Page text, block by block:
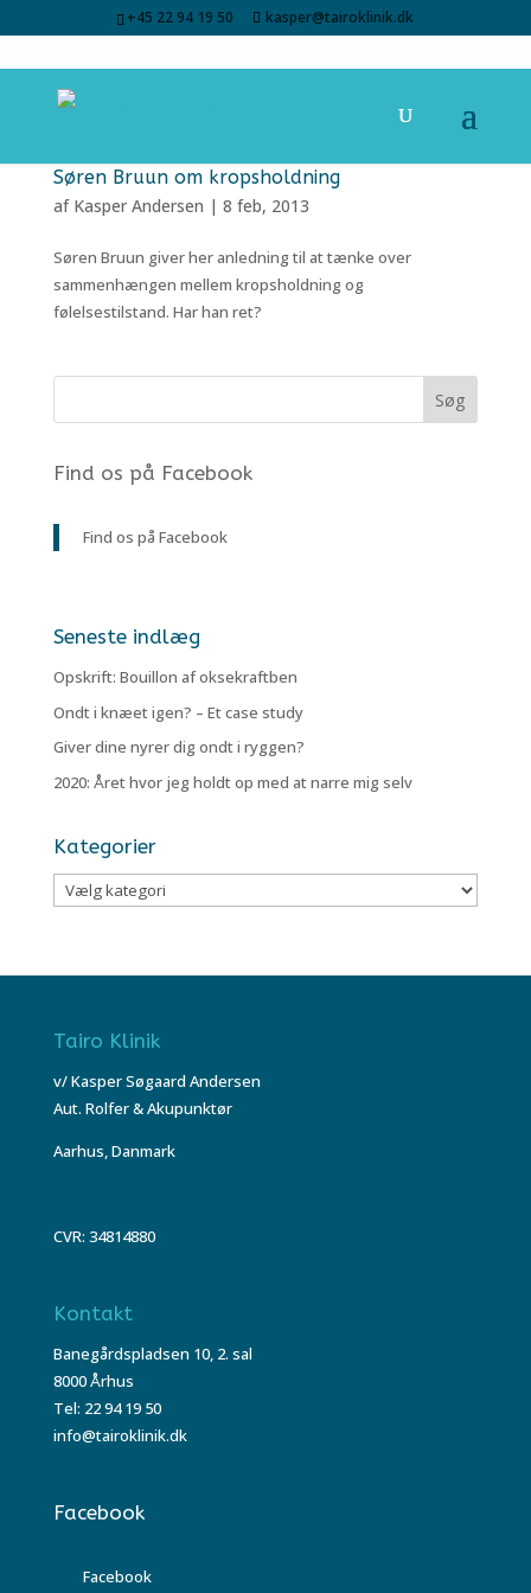
+45 22 94 19 50 kasper@tairoklinik.dk
Søren Bruun om kropsholdning
af Kasper Andersen | 8 feb, 2013
Søren Bruun giver her anledning til at tænke over
sammenhængen mellem kropsholdning og
følelsestilstand. Har han ret?
Find os på Facebook
Find os på Facebook
Seneste indlæg
Opskrift: Bouillon af oksekraftben
Ondt i knæet igen? – Et case study
Giver dine nyrer dig ondt i ryggen?
2020: Året hvor jeg holdt op med at narre mig selv
Kategorier
Kategorier
Tairo Klinik
v/ Kasper Søgaard Andersen
Aut. Rolfer & Akupunktør
Aarhus, Danmark
CVR: 34814880
Kontakt
Banegårdspladsen 10, 2. sal
8000 Århus
Tel: 22 94 19 50
info@tairoklinik.dk
Facebook
Facebook